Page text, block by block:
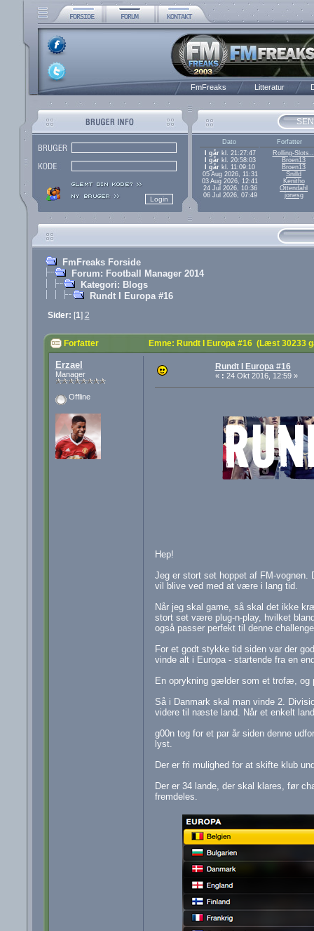
FmFreaks Litteratur
Dato
Forfatter
I gårkl. 21:27:47
Rolling-
I gårkl. 20:58:03
Broen13
I går kl. 11:09:10
Broen13
05 Aug 2026, 11:31
Snilld
03 Aug 2026, 12:41
Kenitho
24 Jul 2026, 10:36
Ottendahl
06 Jul 2026, 07:49
jonesg
FmFreaks Forside
Forum: Football Manager 2014
Kategori: Blogs
Rundt I Europa #16
Sider: [1] 2
Forfatter Emne: Rundt I Europa #16 (Læst 30233
Erzael
Manager
Offline
Rundt I Europa #16
« : 24 Okt 2016, 12:59 »
Hep!
Jeg er stort set hoppet af FM-vognen.
vil blive ved med at være i lang tid.
Når jeg skal game, så skal det ikke
stort set være plug-n-play, hvilket
også passer perfekt til denne
For et godt stykke tid siden var der
vinde alt i Europa - startende fra en
En oprykning gælder som et trofæ, og
Så i Danmark skal man vinde 2.
videre til næste land. Når et enkelt
g00n tog for et par år siden denne
lyst.
Der er fri mulighed for at skifte klub
Der er 34 lande, der skal klares, før
fremdeles.